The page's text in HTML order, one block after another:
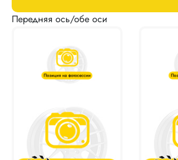
Передняя ось/обе оси